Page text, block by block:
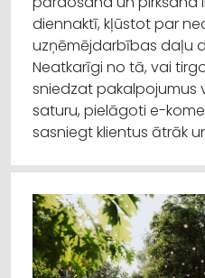
diennaktī, kļūstot par
uzņēmējdarbības daļu
Neatkarīgi no tā, vai
sniedzat
saturu, pielāgoti e-
sasniegt klientus ātrāk